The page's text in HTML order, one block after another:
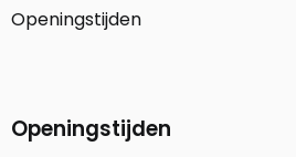
Openingstijden
Openingstijden